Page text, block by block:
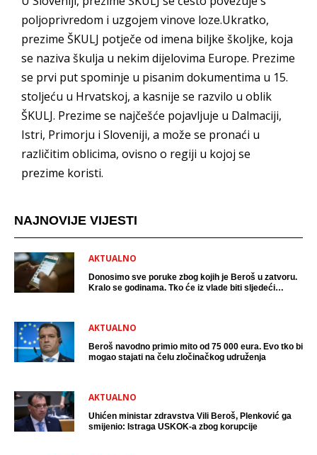
poljoprivredom i uzgojem vinove loze.Ukratko,
prezime ŠKULJ potječe od imena biljke školjke, koja
se naziva škulja u nekim dijelovima Europe. Prezime
se prvi put spominje u pisanim dokumentima u 15.
stoljeću u Hrvatskoj, a kasnije se razvilo u oblik
ŠKULJ. Prezime se najčešće pojavljuje u Dalmaciji,
Istri, Primorju i Sloveniji, a može se pronaći u
različitim oblicima, ovisno o regiji u kojoj se
prezime koristi.
NAJNOVIJE VIJESTI
AKTUALNO
Donosimo sve poruke zbog kojih je Beroš u zatvoru.
Kralo se godinama. Tko će iz vlade biti sljedeći
AKTUALNO
Beroš navodno primio mito od 75 000 eura. Evo tko bi
mogao stajati na čelu zločinačkog udruženja
AKTUALNO
Uhićen ministar zdravstva Vili Beroš, Plenković ga
smijenio: Istraga USKOK-a zbog korupcije